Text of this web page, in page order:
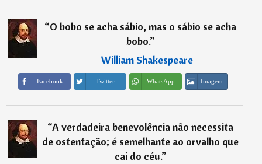
“O bobo se acha sábio, mas o sábio se acha
bobo.”
―William Shakespeare
Facebook Twitter WhatsApp Imagem
“A verdadeira benevolência não necessita
de ostentação; é semelhante ao orvalho que
cai do céu.”